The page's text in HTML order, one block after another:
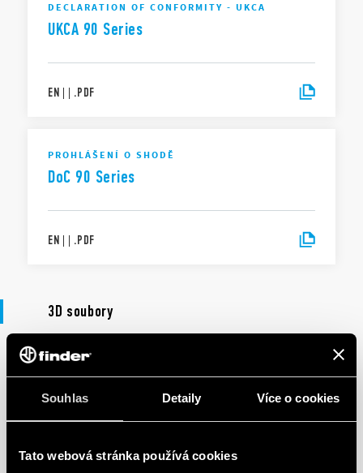
Souhlas Detaily Více o cookies
Tato webová stránka používá cookies
DECLARATION OF CONFORMITY - UKCA
UKCA 90 Series
EN | | .PDF
PROHLÁŠENÍ O SHODĚ
DoC 90 Series
EN | | .PDF
3D soubory
90 Series
EN|7 MB| .ZIP